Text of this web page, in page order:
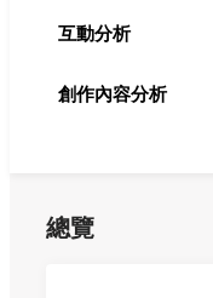
互動分析
創作內容分析
總覽